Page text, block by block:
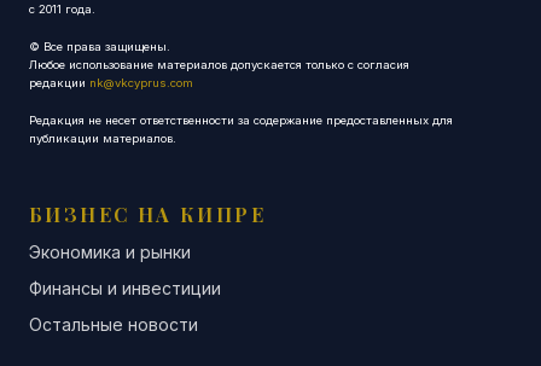
с 2011 года.
© Все права защищены.
Любое использование материалов допускается только с согласия
редакции nk@vkcyprus.com
Редакция не несет ответственности за содержание предоставленных для
публикации материалов.
БИЗНЕС НА КИПРЕ
Экономика и рынки
Финансы и инвестиции
Остальные новости